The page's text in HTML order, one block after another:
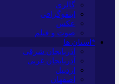
گالری
اینفوگرافی
عکس
صوت و فیلم
*استان ها
آذربایجان شرقی
آذربایجان غربی
اردبیل
اصفهان